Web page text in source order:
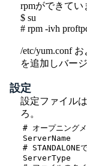
rpmができてい
$ su
# rpm -ivh
/etc/yum.conf
を追加しバー
設定
設定ファイル
ろ。
# オープニングメ
ServerName
# STANDALONE
ServerType